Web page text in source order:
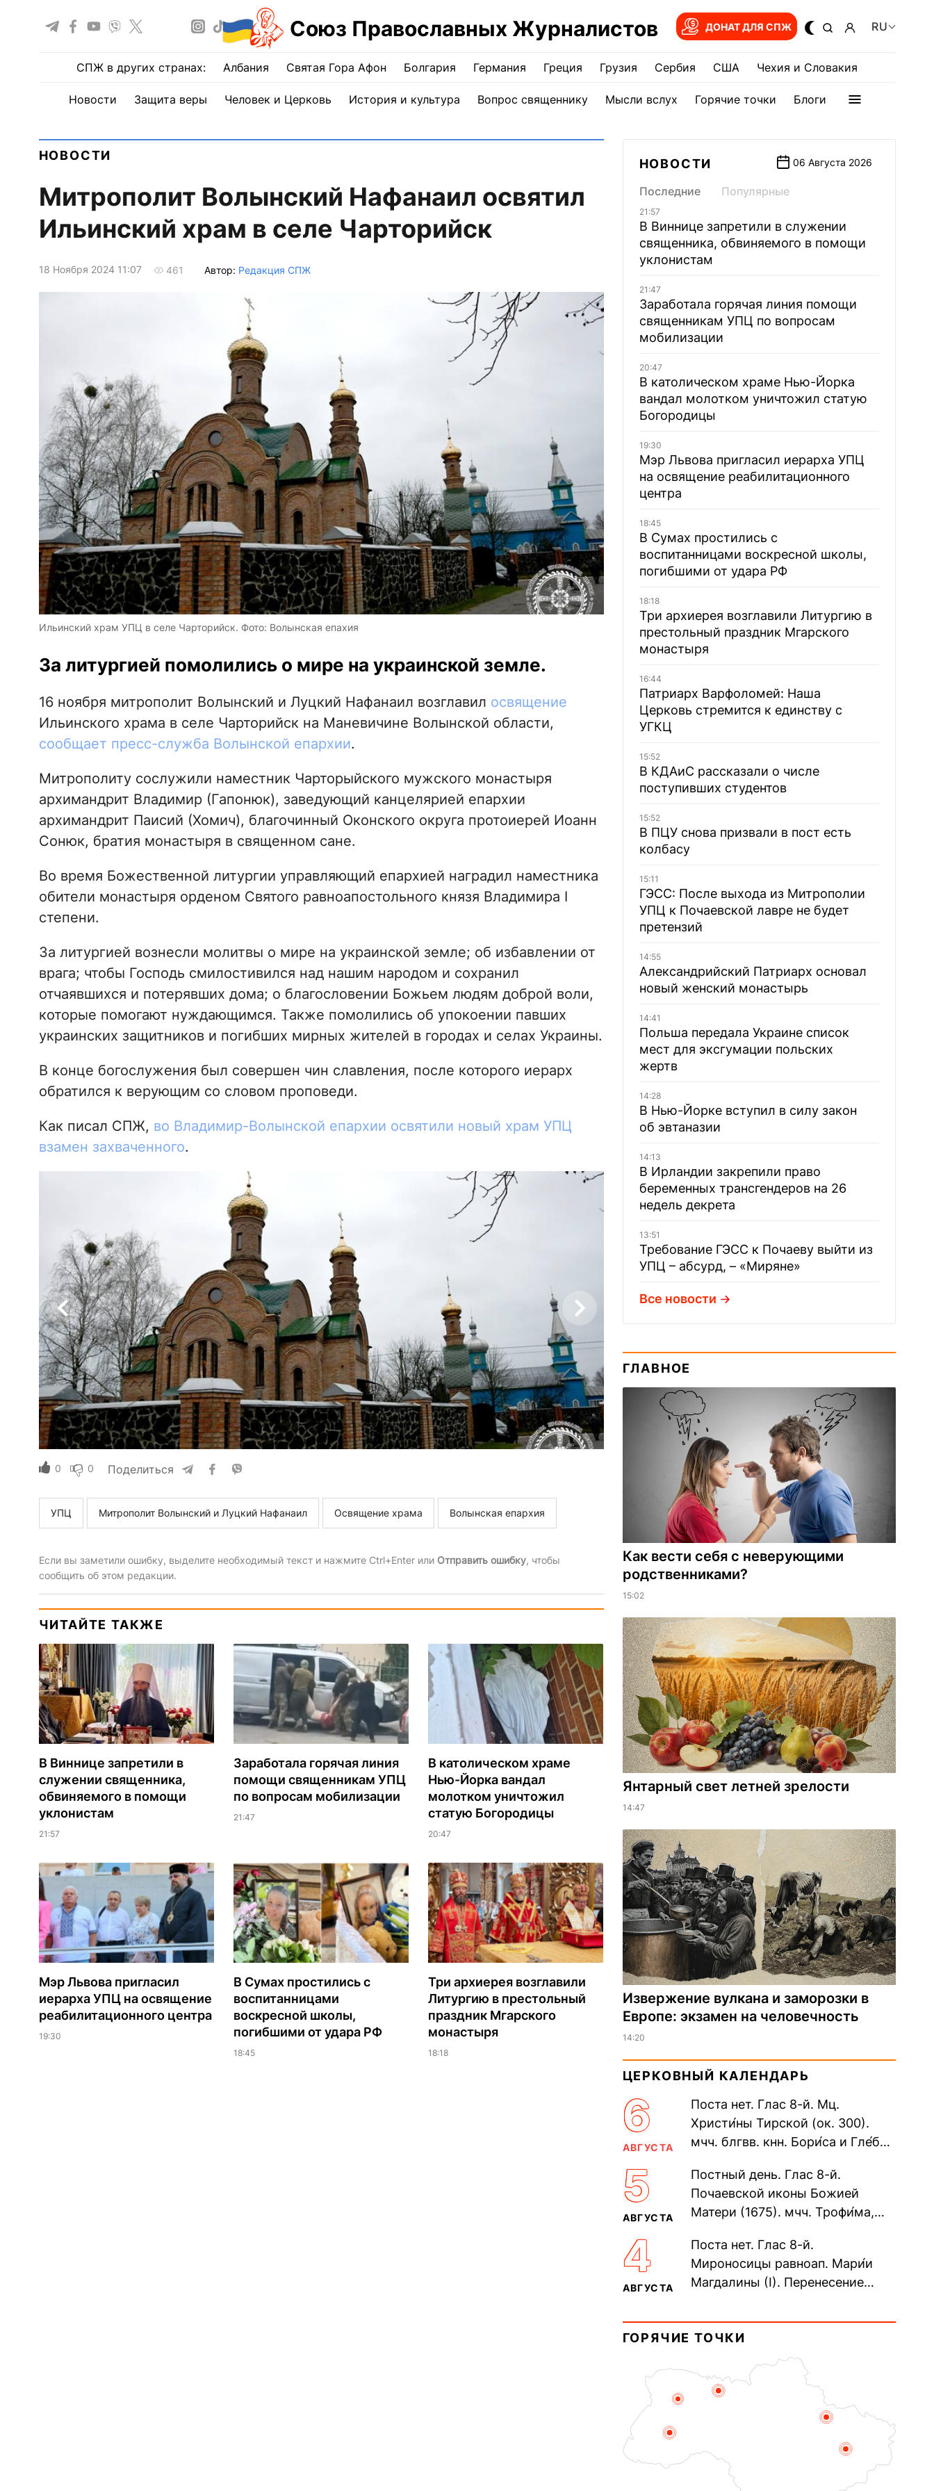
Союз Православных Журналистов ДОНАТ ДЛЯ СПЖ RU
СПЖ в других странах: Албания Святая Гора Афон Болгария Германия Греция Грузия Сербия США Чехия и Словакия
Новости Защита веры Человек и Церковь История и культура Вопрос священнику Мысли вслух Горячие точки Блоги
НОВОСТИ
Митрополит Волынский Нафанаил освятил
Ильинский храм в селе Чарторийск
18 Ноября 2024 11:07 461 Автор: Редакция СПЖ
Ильинский храм УПЦ в селе Чарторийск. Фото: Волынская епахия
За литургией помолились о мире на украинской земле.
16 ноября митрополит Волынский и Луцкий Нафанаил возглавил освящение
Ильинского храма в селе Чарторийск на Маневичине Волынской области,
сообщает пресс-служба Волынской епархии.
Митрополиту сослужили наместник Чарторыйского мужского монастыря
архимандрит Владимир (Гапонюк), заведующий канцелярией епархии
архимандрит Паисий (Хомич), благочинный Оконского округа протоиерей Иоанн
Сонюк, братия монастыря в священном сане.
Во время Божественной литургии управляющий епархией наградил наместника
обители монастыря орденом Святого равноапостольного князя Владимира I
степени.
За литургией вознесли молитвы о мире на украинской земле; об избавлении от
врага; чтобы Господь смилостивился над нашим народом и сохранил
отчаявшихся и потерявших дома; о благословении Божьем людям доброй воли,
которые помогают нуждающимся. Также помолились об упокоении павших
украинских защитников и погибших мирных жителей в городах и селах Украины.
В конце богослужения был совершен чин славления, после которого иерарх
обратился к верующим со словом проповеди.
Как писал СПЖ, во Владимир-Волынской епархии освятили новый храм УПЦ
взамен захваченного.
0 0 Поделиться
УПЦ Митрополит Волынский и Луцкий Нафанаил Освящение храма Волынская епархия
Если вы заметили ошибку, выделите необходимый текст и нажмите Ctrl+Enter или Отправить ошибку, чтобы
сообщить об этом редакции.
ЧИТАЙТЕ ТАКЖЕ
В Виннице запретили в
служении священника,
обвиняемого в помощи
уклонистам
21:57
Заработала горячая линия
помощи священникам УПЦ
по вопросам мобилизации
21:47
В католическом храме
Нью-Йорка вандал
молотком уничтожил
статую Богородицы
20:47
Мэр Львова пригласил
иерарха УПЦ на освящение
реабилитационного центра
19:30
В Сумах простились с
воспитанницами
воскресной школы,
погибшими от удара РФ
18:45
Три архиерея возглавили
Литургию в престольный
праздник Мгарского
монастыря
18:18
НОВОСТИ 06 Августа 2026
Последние Популярные
21:57
В Виннице запретили в служении
священника, обвиняемого в помощи
уклонистам
21:47
Заработала горячая линия помощи
священникам УПЦ по вопросам
мобилизации
20:47
В католическом храме Нью-Йорка
вандал молотком уничтожил статую
Богородицы
19:30
Мэр Львова пригласил иерарха УПЦ
на освящение реабилитационного
центра
18:45
В Сумах простились с
воспитанницами воскресной школы,
погибшими от удара РФ
18:18
Три архиерея возглавили Литургию в
престольный праздник Мгарского
монастыря
16:44
Патриарх Варфоломей: Наша
Церковь стремится к единству с
УГКЦ
15:52
В КДАиС рассказали о числе
поступивших студентов
15:52
В ПЦУ снова призвали в пост есть
колбасу
15:11
ГЭСС: После выхода из Митрополии
УПЦ к Почаевской лавре не будет
претензий
14:55
Александрийский Патриарх основал
новый женский монастырь
14:41
Польша передала Украине список
мест для эксгумации польских
жертв
14:28
В Нью-Йорке вступил в силу закон
об эвтаназии
14:13
В Ирландии закрепили право
беременных трансгендеров на 26
недель декрета
13:51
Требование ГЭСС к Почаеву выйти из
УПЦ – абсурд, – «Миряне»
Все новости
ГЛАВНОЕ
Как вести себя с неверующими
родственниками?
15:02
Янтарный свет летней зрелости
14:47
Извержение вулкана и заморозки в
Европе: экзамен на человечность
14:20
ЦЕРКОВНЫЙ КАЛЕНДАРЬ
6
АВГУСТА
Поста нет. Глас 8-й. Мц.
Христи́ны Тирской (ок. 300).
мчч. блгвв. кнн. Бори́са и Гле́ба,
Дави́да (1015). Прп....
5
АВГУСТА
Постный день. Глас 8-й.
Почаевской иконы Божией
Матери (1675). мчч. Трофи́ма,
мучеников (284–305). прав.
воина Фео́дора...
4
АВГУСТА
Поста нет. Глас 8-й.
Мироносицы равноап. Мари́и
Магдалины (I). Перенесение
Синопского (403–404). Прп.
Корни́лия...
ГОРЯЧИЕ ТОЧКИ